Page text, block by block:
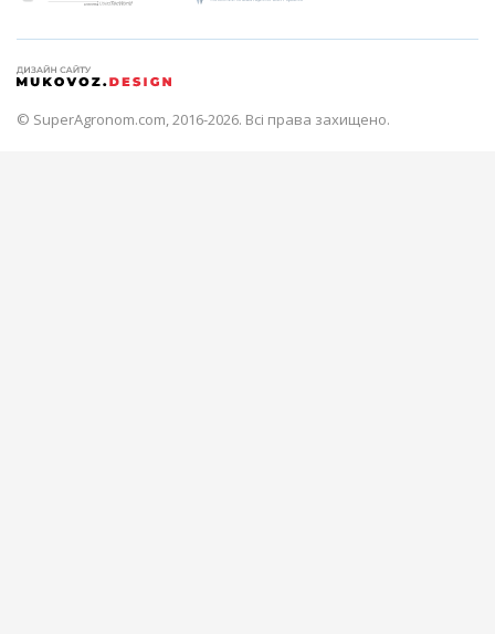
© SuperAgronom.com, 2016-2026. Всі права захищено.